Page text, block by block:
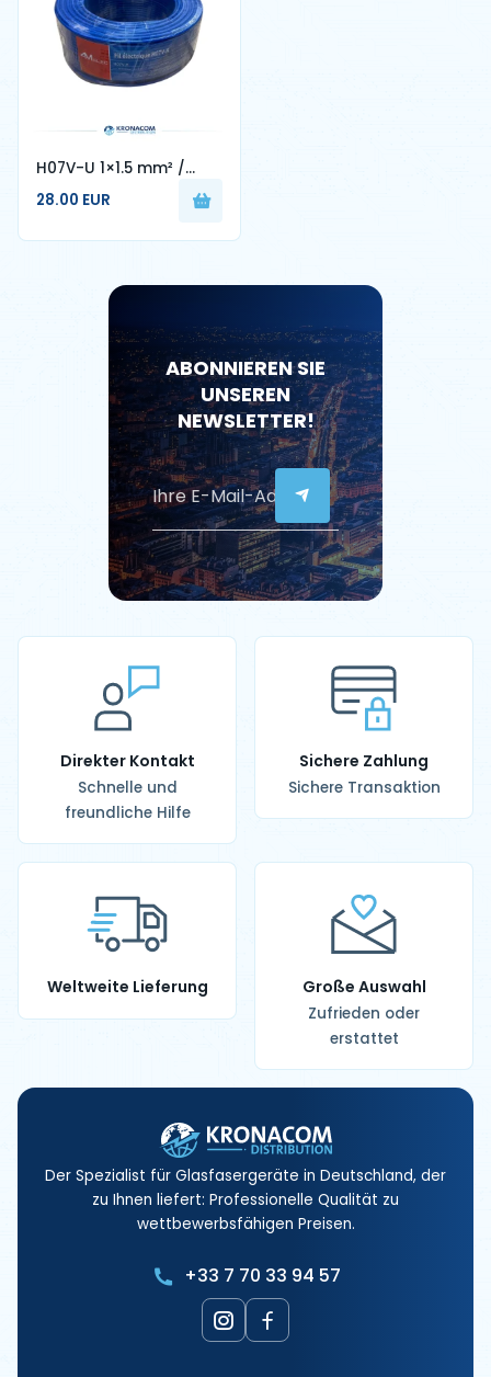
H07V-U 1×1.5 mm² /
1×2.5 mm² – Cable
Rigide Monobrin
28.00 EUR
ABONNIEREN SIE
UNSEREN
NEWSLETTER!
Direkter Kontakt
Schnelle und
freundliche Hilfe
Sichere Zahlung
Sichere Transaktion
Weltweite Lieferung Große Auswahl
Zufrieden oder
erstattet
Der Spezialist für Glasfasergeräte in Deutschland, der
zu Ihnen liefert: Professionelle Qualität zu
wettbewerbsfähigen Preisen.
+33 7 70 33 94 57